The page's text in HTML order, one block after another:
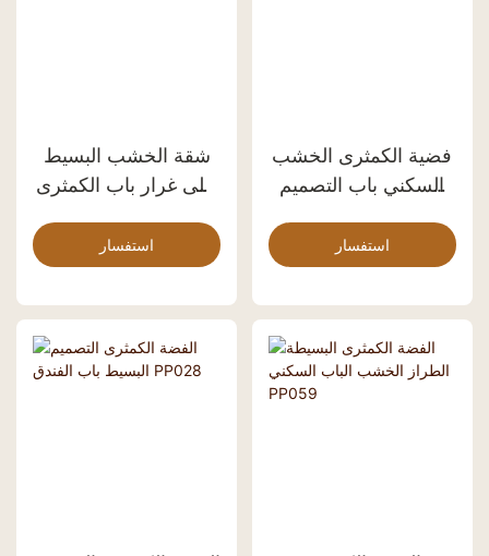
شقة الخشب البسيط
على غرار باب الكمثرى
استفسار
فضية الكمثرى الخشب
السكني باب التصميم
استفسار